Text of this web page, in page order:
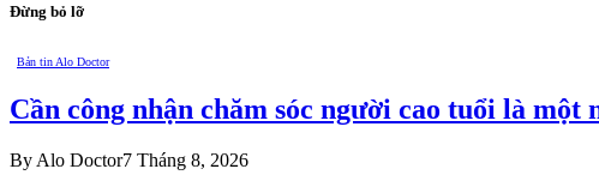
Đừng bỏ lỡ
Bản tin Alo Doctor
Cần công nhận chăm sóc người cao tuổi là một
By Alo Doctor7 Tháng 8, 2026